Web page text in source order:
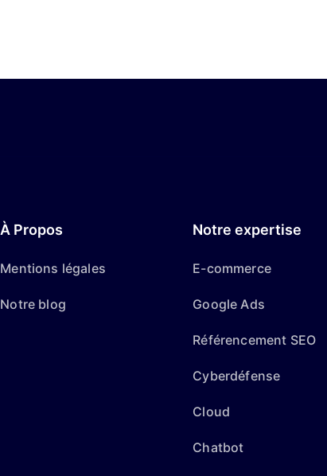
À Propos
Mentions légales
Notre blog
Notre expertise
E-commerce
Google Ads
Référencement SEO
Cyberdéfense
Cloud
Chatbot